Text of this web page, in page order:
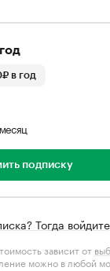
в год
подписку
Тогда войдите
зависит от
можно в любой